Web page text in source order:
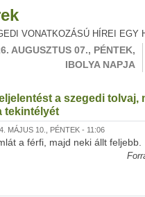
VONATKOZÁSÚ HÍREI EGY
AUGUSZTUS 07., PÉNTEK,
IBOLYA NAPJA
a szegedi tolvaj,
tekintélyét
MÁJUS 10., PÉNTEK - 11:06
a férfi, majd neki állt feljebb.